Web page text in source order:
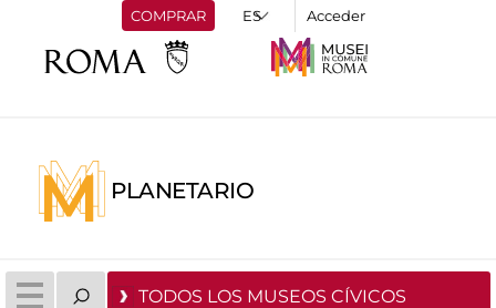
COMPRAR Acceder
PLANETARIO
TODOS LOS MUSEOS CÍVICOS